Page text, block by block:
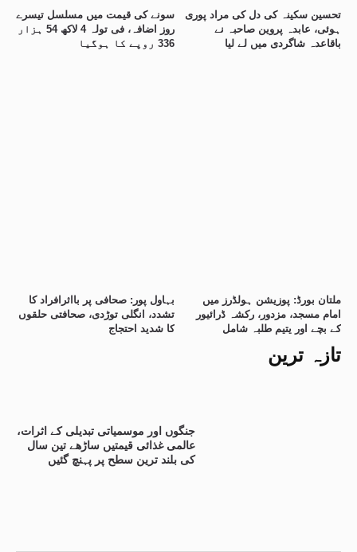
تازہ ترین
جنگوں اور موسمیاتی تبدیلی کے اثرات،
عالمی غذائی قیمتیں ساڑھے تین سال
کی بلند ترین سطح پر پہنچ گئیں
سونے کی قیمت میں مسلسل تیسرے
روز اضافہ، فی تولہ 4 لاکھ 54 ہزار
336 روپے کا ہوگیا
تحسین سکینہ کی دل کی مراد پوری
ہوئی، عابدہ پروین صاحبہ نے
باقاعدہ شاگردی میں لے لیا
بہاول پور: صحافی پر بااثرافراد کا
تشدد، انگلی توڑدی، صحافتی حلقوں
کا شدید احتجاج
ملتان بورڈ: پوزیشن ہولڈرز میں
امام مسجد، مزدور، رکشہ ڈرائیور
کے بچے اور یتیم طلبہ شامل